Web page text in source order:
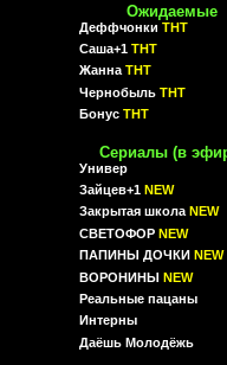
Ожидаемые
Деффчонки ТНТ
Саша+1 ТНТ
Жанна ТНТ
Чернобыль ТНТ
Бонус ТНТ
Сериалы (в
Универ
Зайцев+1 NEW
Закрытая школа NEW
СВЕТОФОР NEW
ПАПИНЫ ДОЧКИ NEW
ВОРОНИНЫ NEW
Реальные пацаны
Интерны
Даёшь Молодёжь